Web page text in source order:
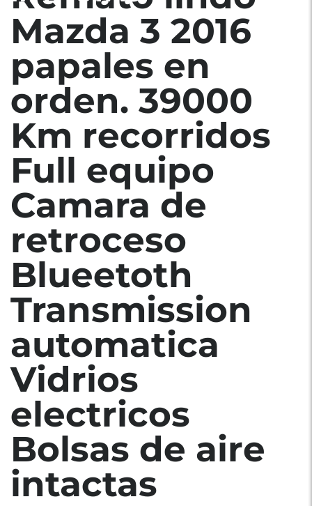
Mazda 3 2016
papales en
orden. 39000
Km recorridos
Full equipo
Camara de
retroceso
Blueetoth
Transmission
automatica
Vidrios
electricos
Bolsas de aire
intactas